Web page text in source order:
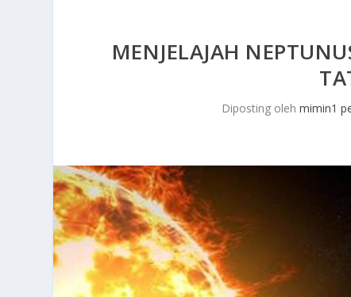
MENJELAJAH
Diposting olehmimin1